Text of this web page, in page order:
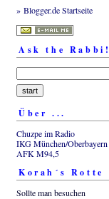
» Blogger.de Startseite
Ask the Rabbi!
Über ...
Chuzpe im Radio
IKG München/Oberbayern
AFK M94,5
Korah´s Rotte
Sollte man besuchen